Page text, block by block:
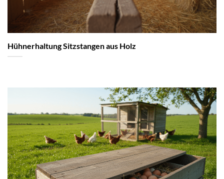
Hühnerhaltung Sitzstangen aus Holz